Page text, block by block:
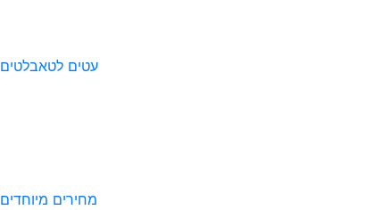
עטים לטאבלטים
מחירים מיוחדים